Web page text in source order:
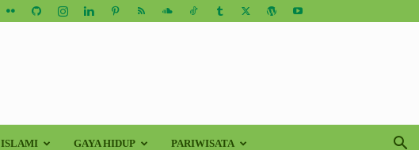
ISLAMI GAYA HIDUP PARIWISATA